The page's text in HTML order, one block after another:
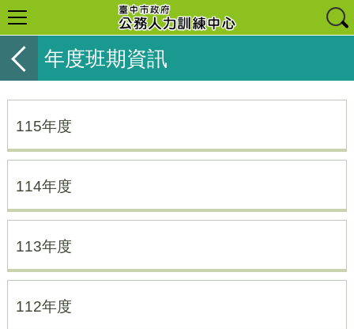
年度班期資訊
115年度
114年度
113年度
112年度